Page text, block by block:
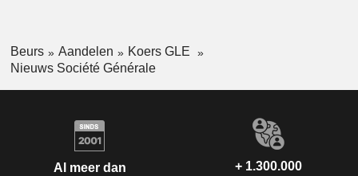
Beurs Aandelen
Koers GLE
Nieuws Société Générale
Al meer dan
+ 1.300.000